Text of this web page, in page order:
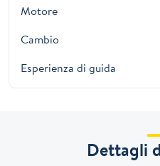
Motore
Cambio
Esperienza di guida
Dettagli